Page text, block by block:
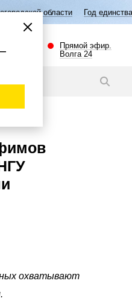
Год единства народов России
Прямой эфир.
Волга 24
охватывают